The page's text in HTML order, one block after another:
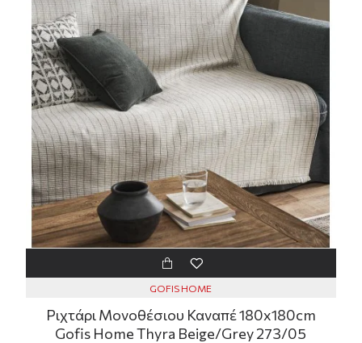
GOFIS HOME
Ριχτάρι Μονοθέσιου Καναπέ 180x180cm
Gofis Home Thyra Beige/Grey 273/05